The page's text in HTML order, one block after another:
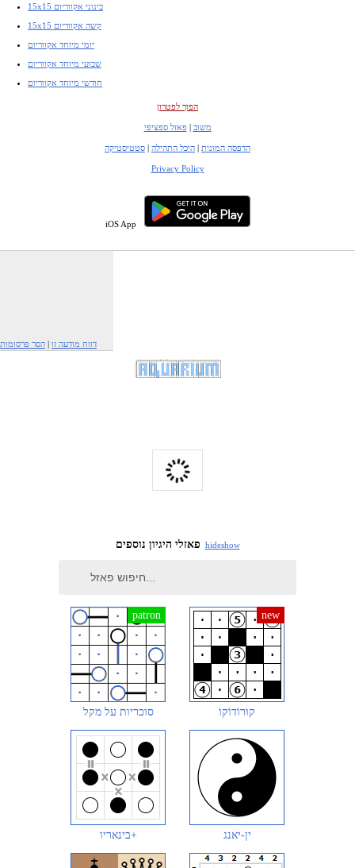
15x15 בינוני אקווריום
15x15 קשה אקווריום
יומי מיוחד אקווריום
שבועי מיוחד אקווריום
חודשי מיוחד אקווריום
הפוך לפטרון
משוב |פאזל ספציפי
הדפסה המונית | היכל התהילה | סטטיסטיקה
Privacy Policy
iOS App
הסר פרסומות | דווח מודעה זו
פאזלי היגיון נוספים hideshow
סוכריות על מקל קוּרוֹדוֹקוֹ
בינאריו+ ין-יאנג